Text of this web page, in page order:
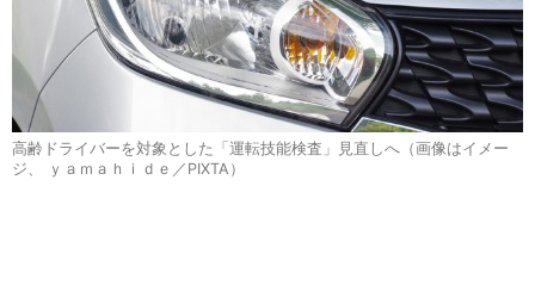
高齢ドライバーを対象とした「運転技能検査」見直しへ（画像はイメー
ジ、 ｙａｍａｈｉｄｅ／PIXTA）